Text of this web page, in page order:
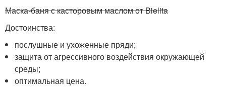
Маска-баня с касторовым маслом от Bielita
Достоинства:
послушные и ухоженные пряди;
защита от агрессивного воздействия окружающей
среды;
оптимальная цена.